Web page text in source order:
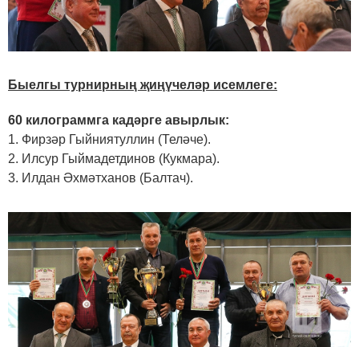
Быелгы турнирның җиңүчеләр исемлеге:
60 килограммга кадәрге авырлык:
1. Фирзәр Гыйниятуллин (Теләче).
2. Илсур Гыймадетдинов (Кукмара).
3. Илдан Әхмәтханов (Балтач).